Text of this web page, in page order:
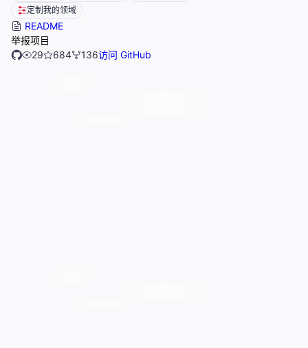
定制我的领域
README
举报项目
29
684 136访问 GitHub